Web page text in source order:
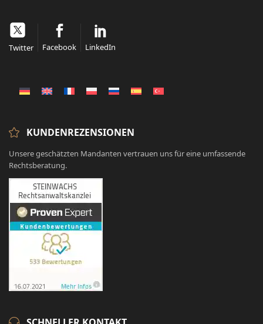
Twitter Facebook LinkedIn
KUNDENREZENSIONEN
Unsere geschätzten Mandanten vertrauen uns für eine umfassende
Rechtsberatung.